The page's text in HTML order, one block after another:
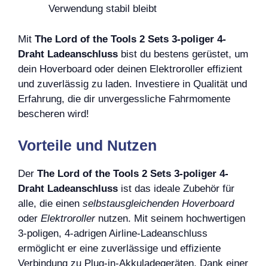
Verwendung stabil bleibt
Mit The Lord of the Tools 2 Sets 3-poliger 4-
Draht Ladeanschluss bist du bestens gerüstet, um
dein Hoverboard oder deinen Elektroroller effizient
und zuverlässig zu laden. Investiere in Qualität und
Erfahrung, die dir unvergessliche Fahrmomente
bescheren wird!
Vorteile und Nutzen
Der The Lord of the Tools 2 Sets 3-poliger 4-
Draht Ladeanschluss ist das ideale Zubehör für
alle, die einen selbstausgleichenden Hoverboard
oder Elektrorollernutzen. Mit seinem hochwertigen
3-poligen, 4-adrigen Airline-Ladeanschluss
ermöglicht er eine zuverlässige und effiziente
Verbindung zu Plug-in-Akkuladegeräten. Dank einer